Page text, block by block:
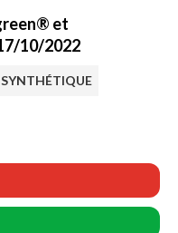
et
10/2022